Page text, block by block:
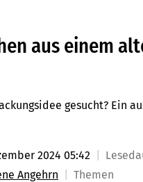
aus einem
gesucht? Ein
2024 05:42
Angehrn Themen